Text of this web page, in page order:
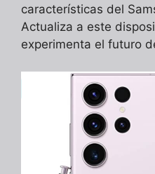
características del
Actualiza a este
experimenta el futuro